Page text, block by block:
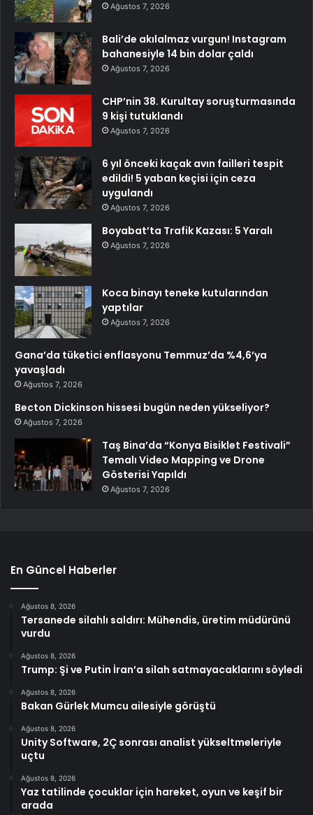
Ağustos 7, 2026
Bali’de akılalmaz vurgun! Instagram
bahanesiyle 14 bin dolar çaldı
Ağustos 7, 2026
CHP’nin 38. Kurultay soruşturmasında
9 kişi tutuklandı
Ağustos 7, 2026
6 yıl önceki kaçak avın failleri tespit
edildi! 5 yaban keçisi için ceza
uygulandı
Ağustos 7, 2026
Boyabat’ta Trafik Kazası: 5 Yaralı
Ağustos 7, 2026
Koca binayı teneke kutularından
yaptılar
Ağustos 7, 2026
Gana’da tüketici enflasyonu Temmuz’da %4,6’ya
yavaşladı
Ağustos 7, 2026
Becton Dickinson hissesi bugün neden yükseliyor?
Ağustos 7, 2026
Taş Bina’da “Konya Bisiklet Festivali”
Temalı Video Mapping ve Drone
Gösterisi Yapıldı
Ağustos 7, 2026
En Güncel Haberler
Ağustos 8, 2026
Tersanede silahlı saldırı: Mühendis, üretim müdürünü
vurdu
Ağustos 8, 2026
Trump: Şi ve Putin İran’a silah satmayacaklarını söyledi
Ağustos 8, 2026
Bakan Gürlek Mumcu ailesiyle görüştü
Ağustos 8, 2026
Unity Software, 2Ç sonrası analist yükseltmeleriyle
uçtu
Ağustos 8, 2026
Yaz tatilinde çocuklar için hareket, oyun ve keşif bir
arada